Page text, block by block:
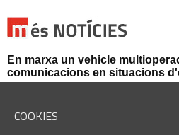
COOKIES
En marxa un vehicle
comunicacions en situacions
Afectacions al trànsit aquest
l'Avinguda dels Dolors amb el